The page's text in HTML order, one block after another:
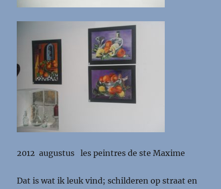
2012 augustus les peintres de ste Maxime
Dat is wat ik leuk vind; schilderen op straat en